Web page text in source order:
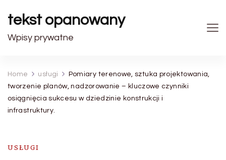
tekst opanowany
Wpisy prywatne
Home usługi
Pomiary terenowe, sztuka projektowania,
tworzenie planów, nadzorowanie – kluczowe czynniki
osiągnięcia sukcesu w dziedzinie konstrukcji i
infrastruktury.
USŁUGI